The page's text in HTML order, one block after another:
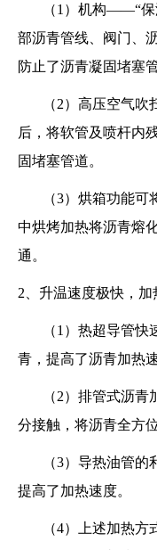
（1）机构——“
部沥青管线、阀门、
防止了沥青凝固堵塞管
（2）高压空气
后，将软管及喷杆内
固堵塞管道。
（3）烘箱功能
中烘烤加热将沥青熔
通。
2、升温速度极快，
（1）热超导管
青，提高了沥青加热速
（2）排管式沥
分接触，将沥青全方位
（3）导热油管
提高了加热速度。
（4）上述加热